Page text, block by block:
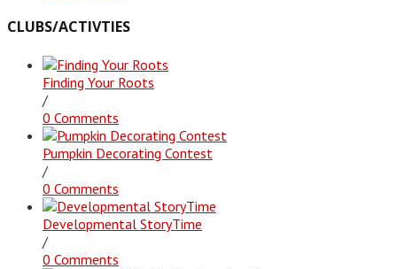
CLUBS/ACTIVTIES
Finding Your Roots
/
0 Comments
Pumpkin Decorating Contest
/
0 Comments
Developmental StoryTime
/
0 Comments